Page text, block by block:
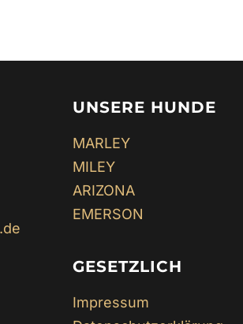
UNSERE HUNDE
MARLEY
MILEY
ARIZONA
EMERSON
GESETZLICH
Impressum